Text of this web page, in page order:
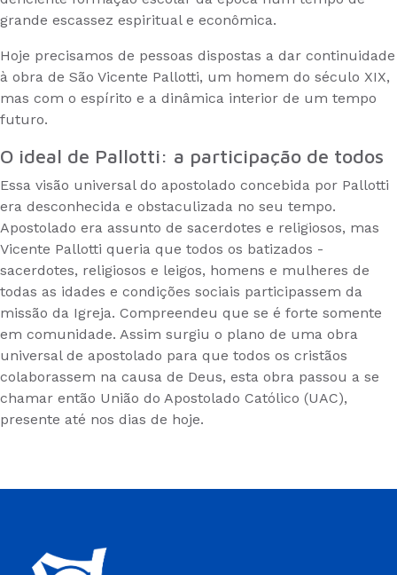
grande escassez espiritual e econômica.
Hoje precisamos de pessoas dispostas a dar continuidade
à obra de São Vicente Pallotti, um homem do século XIX,
mas com o espírito e a dinâmica interior de um tempo
futuro.
O ideal de Pallotti: a participação de todos
Essa visão universal do apostolado concebida por Pallotti
era desconhecida e obstaculizada no seu tempo.
Apostolado era assunto de sacerdotes e religiosos, mas
Vicente Pallotti queria que todos os batizados -
sacerdotes, religiosos e leigos, homens e mulheres de
todas as idades e condições sociais participassem da
missão da Igreja. Compreendeu que se é forte somente
em comunidade. Assim surgiu o plano de uma obra
universal de apostolado para que todos os cristãos
colaborassem na causa de Deus, esta obra passou a se
chamar então União do Apostolado Católico (UAC),
presente até nos dias de hoje.